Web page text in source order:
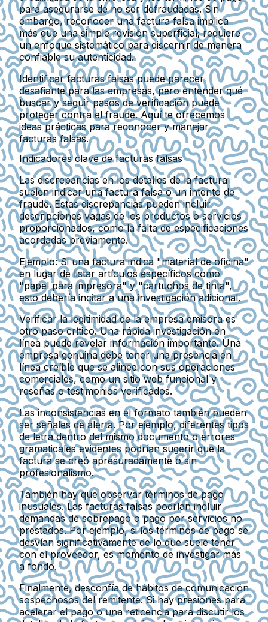
para asegurarse de no ser defraudadas. Sin
embargo, reconocer una factura falsa implica
más que una simple revisión superficial; requiere
un enfoque sistemático para discernir de manera
confiable su autenticidad.
Identificar facturas falsas puede parecer
desafiante para las empresas, pero entender qué
buscar y seguir pasos de verificación puede
proteger contra el fraude. Aquí te ofrecemos
ideas prácticas para reconocer y manejar
facturas falsas.
Indicadores clave de facturas falsas
Las discrepancias en los detalles de la factura
suelen indicar una factura falsa o un intento de
fraude. Estas discrepancias pueden incluir
descripciones vagas de los productos o servicios
proporcionados, como la falta de especificaciones
acordadas previamente.
Ejemplo:Si una factura indica "material de oficina"
en lugar de listar artículos específicos como
"papel para impresora" y "cartuchos de tinta",
esto debería incitar a una investigación adicional.
Verificar la legitimidad de la empresa emisora es
otro paso crítico. Una rápida investigación en
línea puede revelar información importante. Una
empresa genuina debe tener una presencia en
línea creíble que se alinee con sus operaciones
comerciales, como un sitio web funcional y
reseñas o testimonios verificados.
Las inconsistencias en el formato también pueden
ser señales de alerta. Por ejemplo, diferentes tipos
de letra dentro del mismo documento o errores
gramaticales evidentes podrían sugerir que la
factura se creó apresuradamente o sin
profesionalismo.
También hay que observar términos de pago
inusuales. Las facturas falsas podrían incluir
demandas de sobrepago o pago por servicios no
prestados. Por ejemplo, si los términos de pago se
desvían significativamente de lo que suele tener
con el proveedor, es momento de investigar más
a fondo.
Finalmente, desconfía de hábitos de comunicación
sospechosos del remitente. Si hay presiones para
acelerar el pago o una reticencia para discutir los